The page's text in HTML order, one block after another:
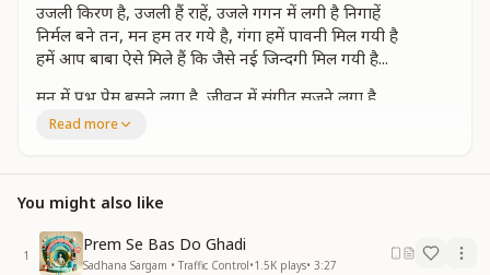
उजली किरण है, उजली हैं राहें, उजले गगन में लगी है निगाहें
निर्मल बने तन, मन हम तर गये है, गंगा हमें पावनी मिल गयी है
हमें आप बाबा ऐसे मिले हैं कि जैसे नई जिन्दगी मिल गयी है...
मन में प्रभु प्रेम बसने लगा है, जीवन में संगीत सजने लगा है
गाने लगे साथ मिल करके सारे, मनभावनी रागिनी मिल गयी है
Read more
You might also like
1
Prem Se Bas Do Ghadi
Sadhana Sargam • Traffic Control•1.5K plays• 3:27